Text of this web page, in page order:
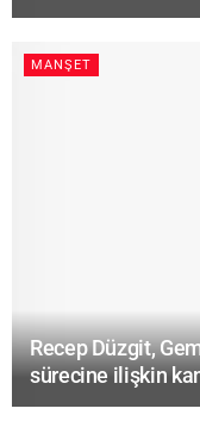
MANŞET
Recep Düzgit,
sürecine ilişkin